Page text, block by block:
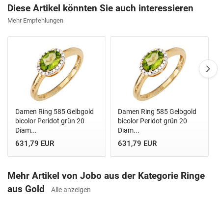
Diese Artikel könnten Sie auch interessieren
Mehr Empfehlungen
Damen Ring 585 Gelbgold
bicolor Peridot grün 20
Diam...
631,79 EUR
Damen Ring 585 Gelbgold
bicolor Peridot grün 20
Diam...
631,79 EUR
Mehr Artikel von Jobo aus der Kategorie Ringe
aus Gold
Alle anzeigen